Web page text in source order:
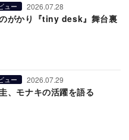
ュー 2026.07.28
がかり『tiny desk』舞台裏
ュー 2026.07.29
、モナキの活躍を語る